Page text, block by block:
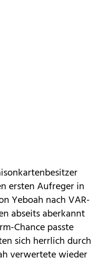
ersten Aufreger in
Yeboah nach VAR-
abseits aberkannt
Chance passte
sich herrlich durch
verwertete wieder